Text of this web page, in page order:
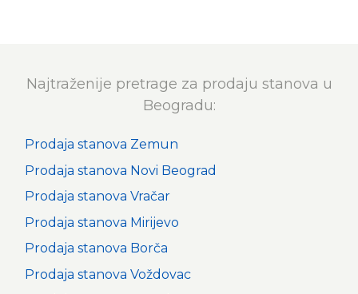
Najtraženije pretrage za prodaju stanova u
Beogradu:
Prodaja stanova Zemun
Prodaja stanova Novi Beograd
Prodaja stanova Vračar
Prodaja stanova Mirijevo
Prodaja stanova Borča
Prodaja stanova Voždovac